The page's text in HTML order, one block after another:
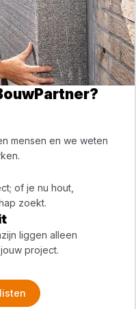
mensen en we weten
of je nu hout,
zoekt.
liggen alleen
project.